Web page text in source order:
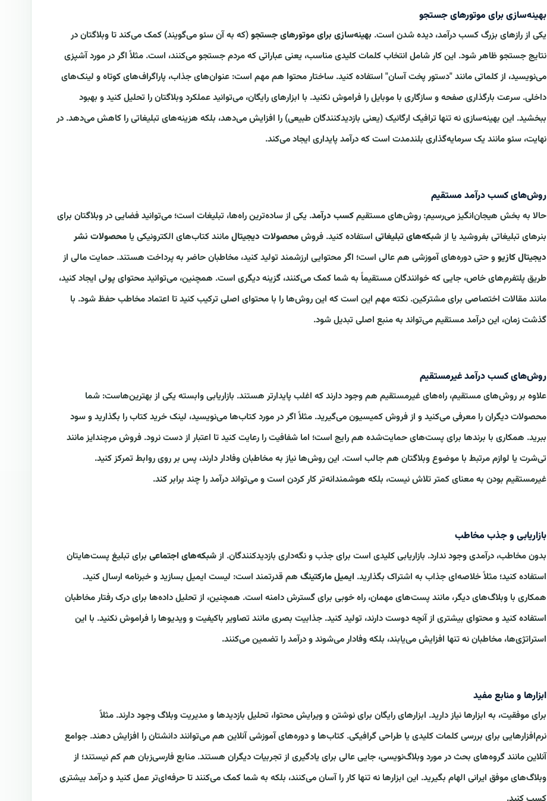
بهینه‌سازی برای موتورهای جستجو
یکی از رازهای بزرگ کسب درآمد، دیده شدن است. بهینه‌سازی برای موتورهای جستجو(که به آن سئو می‌گویند) کمک می‌کند تا وبلاگتان در
نتایج جستجو ظاهر شود. این کار شامل انتخاب کلمات کلیدی مناسب، یعنی عباراتی که مردم جستجو می‌کنند، است. مثلاً اگر در مورد آشپزی
می‌نویسید، از کلماتی مانند "دستور پخت آسان" استفاده کنید. ساختار محتوا هم مهم است: عنوان‌های جذاب، پاراگراف‌های کوتاه و لینک‌های
داخلی. سرعت بارگذاری صفحه و سازگاری با موبایل را فراموش نکنید. با ابزارهای رایگان، می‌توانید عملکرد وبلاگتان را تحلیل کنید و بهبود
ببخشید. این بهینه‌سازی نه تنها ترافیک ارگانیک (یعنی بازدیدکنندگان طبیعی) را افزایش می‌دهد، بلکه هزینه‌های تبلیغاتی را کاهش می‌دهد. در
نهایت، سئو مانند یک سرمایه‌گذاری بلندمدت است که درآمد پایداری ایجاد می‌کند.
روش‌های کسب درآمد مستقیم
حالا به بخش هیجان‌انگیز می‌رسیم: روش‌های مستقیمکسب درآمد. یکی از ساده‌ترین راه‌ها، تبلیغات است؛ می‌توانید فضایی در وبلاگتان برای
بنرهای تبلیغاتی بفروشید یا از شبکه‌های تبلیغاتی استفاده کنید. فروشمحصولات دیجیتالمانند کتاب‌های الکترونیکی یا محصولات نشر
دیجیتال کازیوو حتی دوره‌های آموزشی هم عالی است؛ اگر محتوایی ارزشمند تولید کنید، مخاطبان حاضر به پرداخت هستند. حمایت مالی از
طریق پلتفرم‌های خاص، جایی که خوانندگان مستقیماً به شما کمک می‌کنند، گزینه دیگری است. همچنین، می‌توانید محتوای پولی ایجاد کنید،
مانند مقالات اختصاصی برای مشترکین. نکته مهم این است که این روش‌ها را با محتوای اصلی ترکیب کنید تا اعتماد مخاطب حفظ شود. با
گذشت زمان، این درآمد مستقیم می‌تواند به منبع اصلی تبدیل شود.
روش‌های کسب درآمد غیرمستقیم
علاوه بر روش‌های مستقیم، راه‌های غیرمستقیم هم وجود دارند که اغلب پایدارتر هستند. بازاریابی وابسته یکی از بهترین‌هاست: شما
محصولات دیگران را معرفی می‌کنید و از فروش کمیسیون می‌گیرید. مثلاً اگر در مورد کتاب‌ها می‌نویسید، لینک خرید کتاب را بگذارید و سود
ببرید. همکاری با برندها برای پست‌های حمایت‌شده هم رایج است؛ اما شفافیت را رعایت کنید تا اعتبار از دست نرود. فروش مرچندایز مانند
تی‌شرت یا لوازم مرتبط با موضوع وبلاگتان هم جالب است. این روش‌ها نیاز به مخاطبان وفادار دارند، پس بر روی روابط تمرکز کنید.
غیرمستقیم بودن به معنای کمتر تلاش نیست، بلکه هوشمندانه‌تر کار کردن است و می‌تواند درآمد را چند برابر کند.
بازاریابی و جذب مخاطب
بدون مخاطب، درآمدی وجود ندارد. بازاریابی کلیدی است برای جذب و نگه‌داری بازدیدکنندگان. از شبکه‌های اجتماعی برای تبلیغ پست‌هایتان
استفاده کنید؛ مثلاً خلاصه‌ای جذاب به اشتراک بگذارید. ایمیل مارکتینگ هم قدرتمند است: لیست ایمیل بسازید و خبرنامه ارسال کنید.
همکاری با وبلاگ‌های دیگر، مانند پست‌های مهمان، راه خوبی برای گسترش دامنه است. همچنین، از تحلیل داده‌ها برای درک رفتار مخاطبان
استفاده کنید و محتوای بیشتری از آنچه دوست دارند، تولید کنید. جذابیت بصری مانند تصاویر باکیفیت و ویدیوها را فراموش نکنید. با این
استراتژی‌ها، مخاطبان نه تنها افزایش می‌یابند، بلکه وفادار می‌شوند و درآمد را تضمین می‌کنند.
ابزارها و منابع مفید
برای موفقیت، به ابزارها نیاز دارید. ابزارهای رایگان برای نوشتن و ویرایش محتوا، تحلیل بازدیدها و مدیریت وبلاگ وجود دارند. مثلاً
نرم‌افزارهایی برای بررسی کلمات کلیدی یا طراحی گرافیکی. کتاب‌ها و دوره‌های آموزشی آنلاین هم می‌توانند دانشتان را افزایش دهند. جوامع
آنلاین مانند گروه‌های بحث در مورد وبلاگ‌نویسی، جایی عالی برای یادگیری از تجربیات دیگران هستند. منابع فارسی‌زبان هم کم نیستند؛ از
وبلاگ‌های موفق ایرانی الهام بگیرید. این ابزارها نه تنها کار را آسان می‌کنند، بلکه به شما کمک می‌کنند تا حرفه‌ای‌تر عمل کنید و درآمد بیشتری